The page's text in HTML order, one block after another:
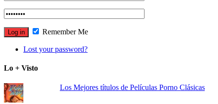
Remember Me
Lost your password?
Lo + Visto
Los Mejores títulos de Películas Porno Clásicas